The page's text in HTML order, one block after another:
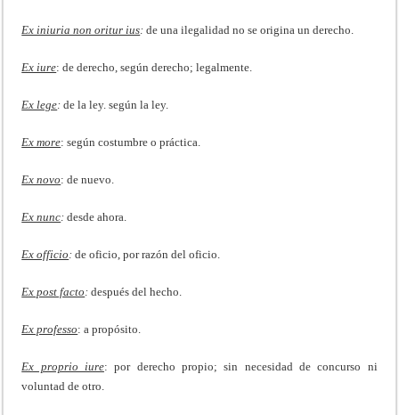
Ex iniuria non oritur ius:de una ilegalidad no se origina un derecho.
Ex iure: de derecho, según derecho; legalmente.
Ex lege:de la ley. según la ley.
Ex more: según costumbre o práctica.
Ex novo: de nuevo.
Ex nunc:desde ahora.
Ex officio :de oficio, por razón del oficio.
Ex post facto :después del hecho.
Ex professo: a propósito.
Ex proprio iure: por derecho propio; sin necesidad de concurso ni
voluntad de otro.